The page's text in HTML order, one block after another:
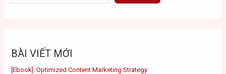
BÀI VIẾT MỚI
[Ebook]: Optimized Content Marketing Strategy